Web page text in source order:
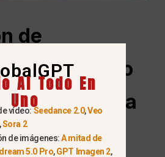
de
¿Por qué no
imágenes a
AI Todo En
Uno
vídeo:Seedance 2.0,Veo
Sora 2
de imágenes:A mitad de
5.0 Pro,GPT Imagen 2,